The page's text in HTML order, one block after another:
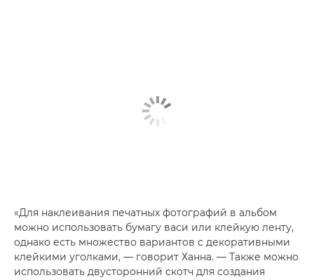
«Для наклеивания печатных фотографий в альбом
можно использовать бумагу васи или клейкую ленту,
однако есть множество вариантов с декоративными
клейкими уголками, — говорит Ханна. — Также можно
использовать двусторонний скотч для создания